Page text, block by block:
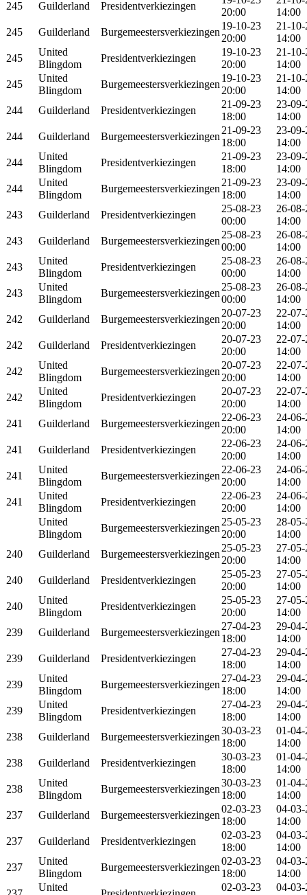
245 Guilderland Presidentverkiezingen
20:00
14:00
245
Guilderland Burgemeestersverkiezingen
19-10-23
20:00
21-10-
14:00
245
United
Blingdom
Presidentverkiezingen
19-10-23
20:00
21-10-
14:00
245
United
Blingdom
Burgemeestersverkiezingen
19-10-23
20:00
21-10-
14:00
244
Guilderland Presidentverkiezingen
21-09-23
18:00
23-09-
14:00
244
Guilderland Burgemeestersverkiezingen
21-09-23
18:00
23-09-
14:00
244
United
Blingdom
Presidentverkiezingen
21-09-23
18:00
23-09-
14:00
244
United
Blingdom
Burgemeestersverkiezingen
21-09-23
18:00
23-09-
14:00
243
Guilderland Presidentverkiezingen
25-08-23
00:00
26-08-
14:00
243
Guilderland Burgemeestersverkiezingen
25-08-23
00:00
26-08-
14:00
243
United
Blingdom
Presidentverkiezingen
25-08-23
00:00
26-08-
14:00
243
United
Blingdom
Burgemeestersverkiezingen
25-08-23
00:00
26-08-
14:00
242
Guilderland Burgemeestersverkiezingen
20-07-23
20:00
22-07-
14:00
242
Guilderland Presidentverkiezingen
20-07-23
20:00
22-07-
14:00
242
United
Blingdom
Burgemeestersverkiezingen
20-07-23
20:00
22-07-
14:00
242
United
Blingdom
Presidentverkiezingen
20-07-23
20:00
22-07-
14:00
241
Guilderland Burgemeestersverkiezingen
22-06-23
20:00
24-06-
14:00
241
Guilderland Presidentverkiezingen
22-06-23
20:00
24-06-
14:00
241
United
Blingdom
Burgemeestersverkiezingen
22-06-23
20:00
24-06-
14:00
241
United
Blingdom
Presidentverkiezingen
22-06-23
20:00
24-06-
14:00
United
Blingdom
Burgemeestersverkiezingen
25-05-23
20:00
28-05-
14:00
240
Guilderland Burgemeestersverkiezingen
25-05-23
20:00
27-05-
14:00
240
Guilderland Presidentverkiezingen
25-05-23
20:00
27-05-
14:00
240
United
Blingdom
Presidentverkiezingen
25-05-23
20:00
27-05-
14:00
239
Guilderland Burgemeestersverkiezingen
27-04-23
18:00
29-04-
14:00
239
Guilderland Presidentverkiezingen
27-04-23
18:00
29-04-
14:00
239
United
Blingdom
Burgemeestersverkiezingen
27-04-23
18:00
29-04-
14:00
239
United
Blingdom
Presidentverkiezingen
27-04-23
18:00
29-04-
14:00
238
Guilderland Burgemeestersverkiezingen
30-03-23
18:00
01-04-
14:00
238
Guilderland Presidentverkiezingen
30-03-23
18:00
01-04-
14:00
238
United
Blingdom
Burgemeestersverkiezingen
30-03-23
18:00
01-04-
14:00
237
Guilderland Burgemeestersverkiezingen
02-03-23
18:00
04-03-
14:00
237
Guilderland Presidentverkiezingen
02-03-23
18:00
04-03-
14:00
237
United
Blingdom
Burgemeestersverkiezingen
02-03-23
18:00
04-03-
14:00
United
02-03-23
04-03-